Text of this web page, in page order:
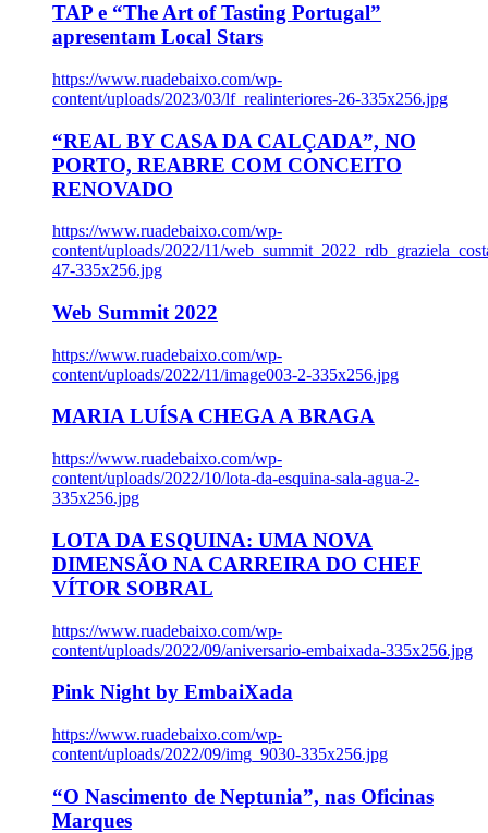
TAP e “The Art of Tasting Portugal”
apresentam Local Stars
https://www.ruadebaixo.com/wp-
content/uploads/2023/03/lf_realinteriores-26-335x256.jpg
“REAL BY CASA DA CALÇADA”, NO
PORTO, REABRE COM CONCEITO
RENOVADO
https://www.ruadebaixo.com/wp-
content/uploads/2022/11/
47-335x256.jpg
Web Summit 2022
https://www.ruadebaixo.com/wp-
content/uploads/2022/11/image003-2-335x256.jpg
MARIA LUÍSA CHEGA A BRAGA
https://www.ruadebaixo.com/wp-
content/uploads/2022/10/lota-da-esquina-sala-agua-2-
335x256.jpg
LOTA DA ESQUINA: UMA NOVA
DIMENSÃO NA CARREIRA DO CHEF
VÍTOR SOBRAL
https://www.ruadebaixo.com/wp-
content/uploads/2022/09/aniversario-embaixada-335x256.jpg
Pink Night by EmbaiXada
https://www.ruadebaixo.com/wp-
content/uploads/2022/09/img_9030-335x256.jpg
“O Nascimento de Neptunia”, nas Oficinas
Marques